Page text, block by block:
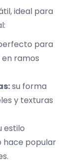
ideal para
para
ramos
su forma
y texturas
estilo
hace popular